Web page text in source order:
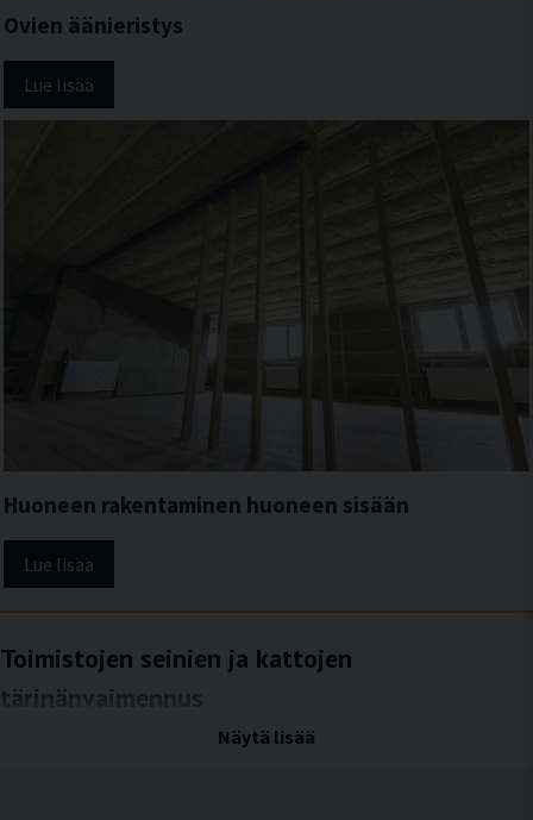
Ovien äänieristys
Lue lisää
Huoneen rakentaminen huoneen sisään
Lue lisää
Toimistojen seinien ja kattojen
tärinänvaimennus
Vähennä seinien ja kattojen kautta leviävää rakenteiden ääntä ja
Näytä lisää